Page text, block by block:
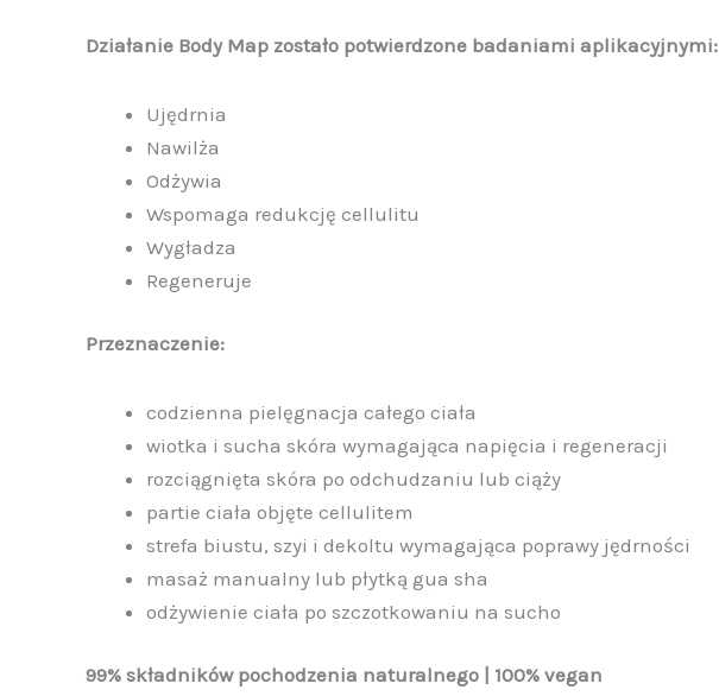
Działanie Body Map zostało potwierdzone badaniami aplikacyjnymi:
Ujędrnia
Nawilża
Odżywia
Wspomaga redukcję cellulitu
Wygładza
Regeneruje
Przeznaczenie:
codzienna pielęgnacja całego ciała
wiotka i sucha skóra wymagająca napięcia i regeneracji
rozciągnięta skóra po odchudzaniu lub ciąży
partie ciała objęte cellulitem
strefa biustu, szyi i dekoltu wymagająca poprawy jędrności
masaż manualny lub płytką gua sha
odżywienie ciała po szczotkowaniu na sucho
99% składników pochodzenia naturalnego | 100% vegan